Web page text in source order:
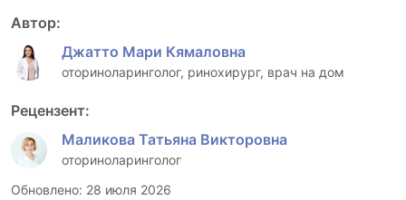
Автор:
Джатто Мари Кямаловна
оториноларинголог, ринохирург, врач на дом
Рецензент:
Маликова Татьяна Викторовна
оториноларинголог
Обновлено: 28 июля 2026